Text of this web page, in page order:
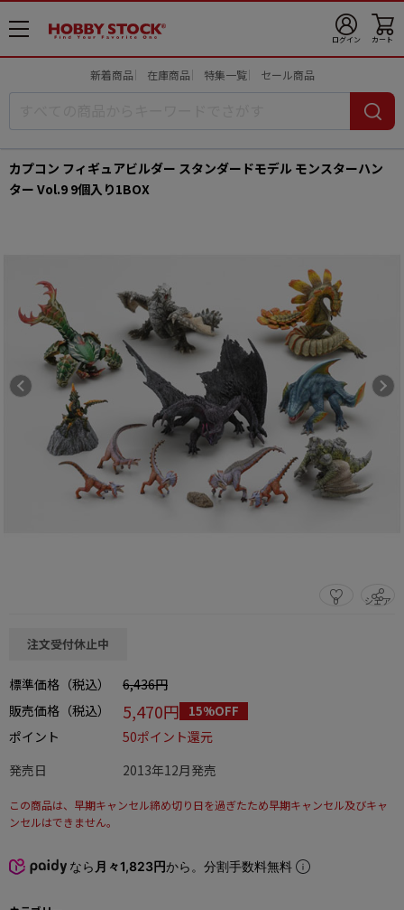
メ
ニ
ログイン カート
新着商品 在庫商品 特集一覧 セール商品
カプコン フィギュアビルダー スタンダードモデル モンスターハン
ター Vol.9 9個入り1BOX
0 シェア
この商品をシェアする
注文受付休止中
標準価格（税込）
6,436円
販売価格（税込）
5,470円 15%OFF
ポイント
50ポイント還元
発売日
2013年12月発売
この商品は、早期キャンセル締め切り日を過ぎたため早期キャンセル及びキャ
ンセルはできません。
なら 月々1,823円から。分割手数料無料